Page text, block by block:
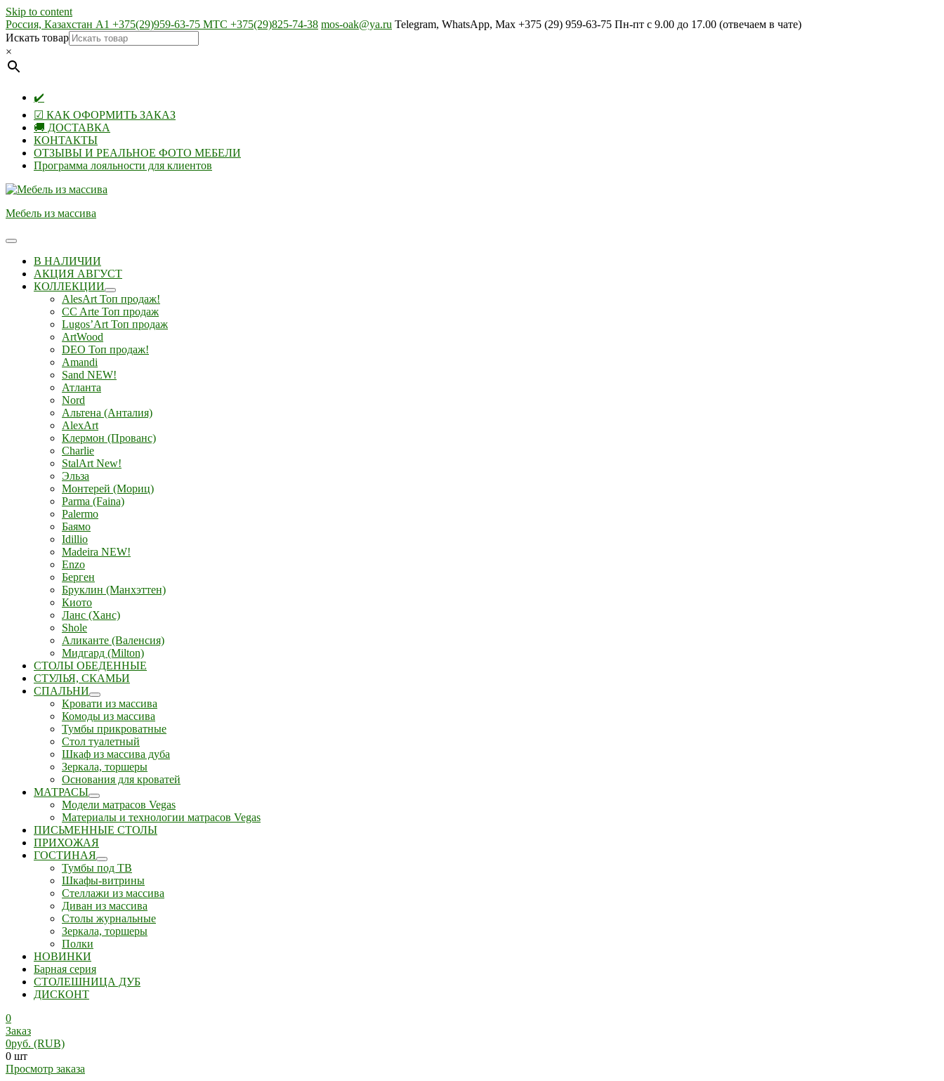
Skip to content
Россия, Казахстан А1 +375(29)959-63-75 МТС +375(29)825-74-38 mos-oak@ya.ru Telegram, WhatsApp, Max +375 (29) 959-63-75 Пн-пт с 9.00 до 17.00 (отвечаем в чате)
Искать товар
×
✔️
☑ КАК ОФОРМИТЬ ЗАКАЗ
🚚 ДОСТАВКА
КОНТАКТЫ
ОТЗЫВЫ И РЕАЛЬНОЕ ФОТО МЕБЕЛИ
Программа лояльности для клиентов
Мебель из массива
В НАЛИЧИИ
АКЦИЯ АВГУСТ
КОЛЛЕКЦИИ
AlesArt Топ продаж!
CC Arte Топ продаж
Lugos’Art Топ продаж
ArtWood
DEO Топ продаж!
Amandi
Sand NEW!
Атланта
Nord
Альтена (Анталия)
AlexArt
Клермон (Прованс)
Charlie
StalArt New!
Эльза
Монтерей (Мориц)
Parma (Faina)
Palermo
Баямо
Idillio
Madeira NEW!
Enzo
Берген
Бруклин (Манхэттен)
Киото
Ланс (Ханс)
Shole
Аликанте (Валенсия)
Мидгард (Milton)
СТОЛЫ ОБЕДЕННЫЕ
СТУЛЬЯ, СКАМЬИ
СПАЛЬНИ
Кровати из массива
Комоды из массива
Тумбы прикроватные
Стол туалетный
Шкаф из массива дуба
Зеркала, торшеры
Основания для кроватей
МАТРАСЫ
Модели матрасов Vegas
Материалы и технологии матрасов Vegas
ПИСЬМЕННЫЕ СТОЛЫ
ПРИХОЖАЯ
ГОСТИНАЯ
Тумбы под ТВ
Шкафы-витрины
Стеллажи из массива
Диван из массива
Столы журнальные
Зеркала, торшеры
Полки
НОВИНКИ
Барная серия
СТОЛЕШНИЦА ДУБ
ДИСКОНТ
0
Заказ
0руб. (RUB)
0 шт
Просмотр заказа